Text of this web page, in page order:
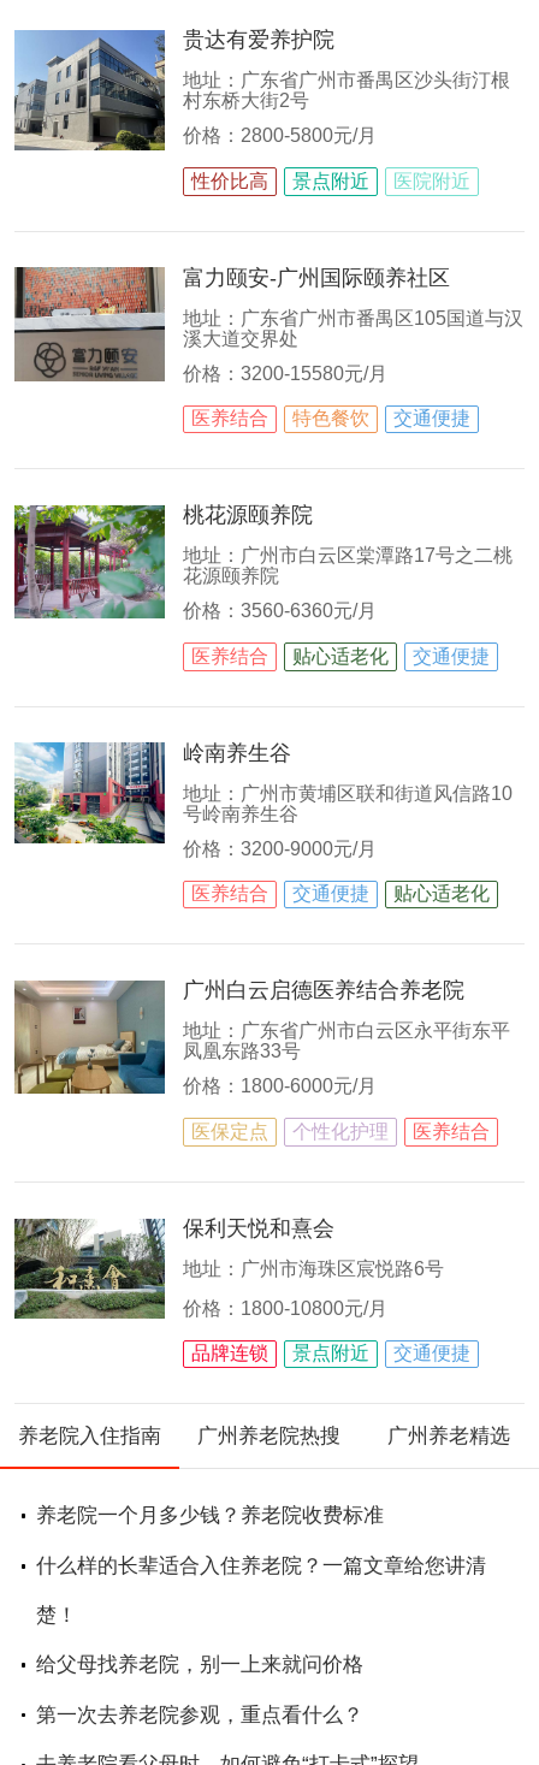
贵达有爱养护院
地址：广东省广州市番禺区沙头街汀根
村东桥大街2号
价格：2800-5800元/月
性价比高 景点附近 医院附近
富力颐安-广州国际颐养社区
地址：广东省广州市番禺区105国道与汉
溪大道交界处
价格：3200-15580元/月
医养结合 特色餐饮 交通便捷
桃花源颐养院
地址：广州市白云区棠潭路17号之二桃
花源颐养院
价格：3560-6360元/月
医养结合 贴心适老化 交通便捷
岭南养生谷
地址：广州市黄埔区联和街道风信路10
号岭南养生谷
价格：3200-9000元/月
医养结合 交通便捷 贴心适老化
广州白云启德医养结合养老院
地址：广东省广州市白云区永平街东平
凤凰东路33号
价格：1800-6000元/月
医保定点 个性化护理 医养结合
保利天悦和熹会
地址：广州市海珠区宸悦路6号
价格：1800-10800元/月
品牌连锁 景点附近 交通便捷
养老院入住指南 广州养老院热搜 广州养老精选
养老院一个月多少钱？养老院收费标准
什么样的长辈适合入住养老院？一篇文章给您讲清
楚！
给父母找养老院，别一上来就问价格
第一次去养老院参观，重点看什么？